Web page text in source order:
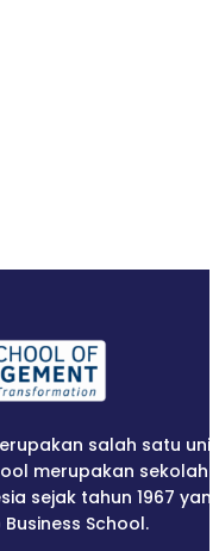
salah satu unit
merupakan sekolah
sejak tahun 1967
School.